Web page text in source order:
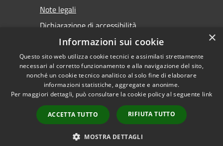
Note legali
Dichiarazione di accessibilità
Accessibilità
Copyright © 2026 • Comune di
Tirano • Powered by
Municipium•
Accesso
redazione
×
Informazioni sui cookie
Questo sito web utilizza cookie tecnici e assimilati strettamente
necessari al corretto funzionamento e alla navigazione del sito,
nonché un cookie tecnico analitico al solo fine di elaborare
informazioni statistiche, aggregate e anonime.
Per maggiori dettagli, può consultare la cookie policy al seguente link
ACCETTA TUTTO RIFIUTA TUTTO
MOSTRA DETTAGLI